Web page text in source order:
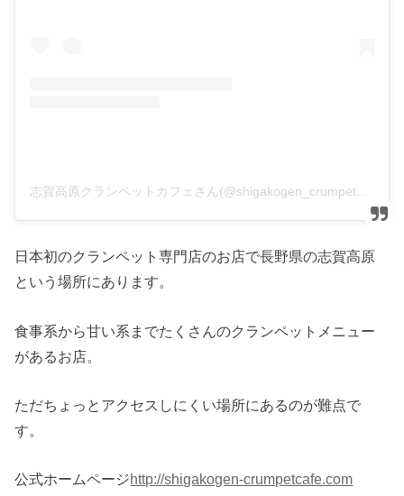
日本初のクランペット専門店のお店で長野県の志賀高原
という場所にあります。
食事系から甘い系までたくさんのクランペットメニュー
があるお店。
ただちょっとアクセスしにくい場所にあるのが難点で
す。
公式ホームページhttp://shigakogen-crumpetcafe.com